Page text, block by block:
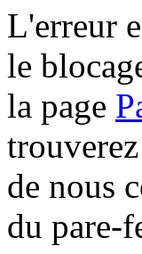
L'erreur
le
la page
de nous
du pare-